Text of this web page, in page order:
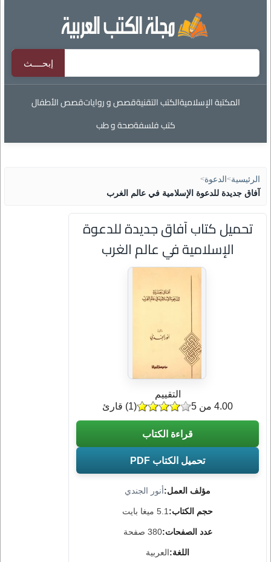
المكتبة الإسلاميةالكتب التقنيةقصص و رواياتقصص الأطفال
كتب فلسفةصحة و طب
الرئيسية> الدعوة>
آفاق جديدة للدعوة الإسلامية في عالم الغرب
تحميل كتاب آفاق جديدة للدعوة
الإسلامية في عالم الغرب
مؤلف العمل:أنور الجندي
حجم الكتاب: 5.1 ميغا بايت
عدد الصفحات:380 صفحة
اللغة:العربية
التقييم
(
1) قارئ 4.00 من 5
قراءة الكتاب
تحميل الكتاب PDF